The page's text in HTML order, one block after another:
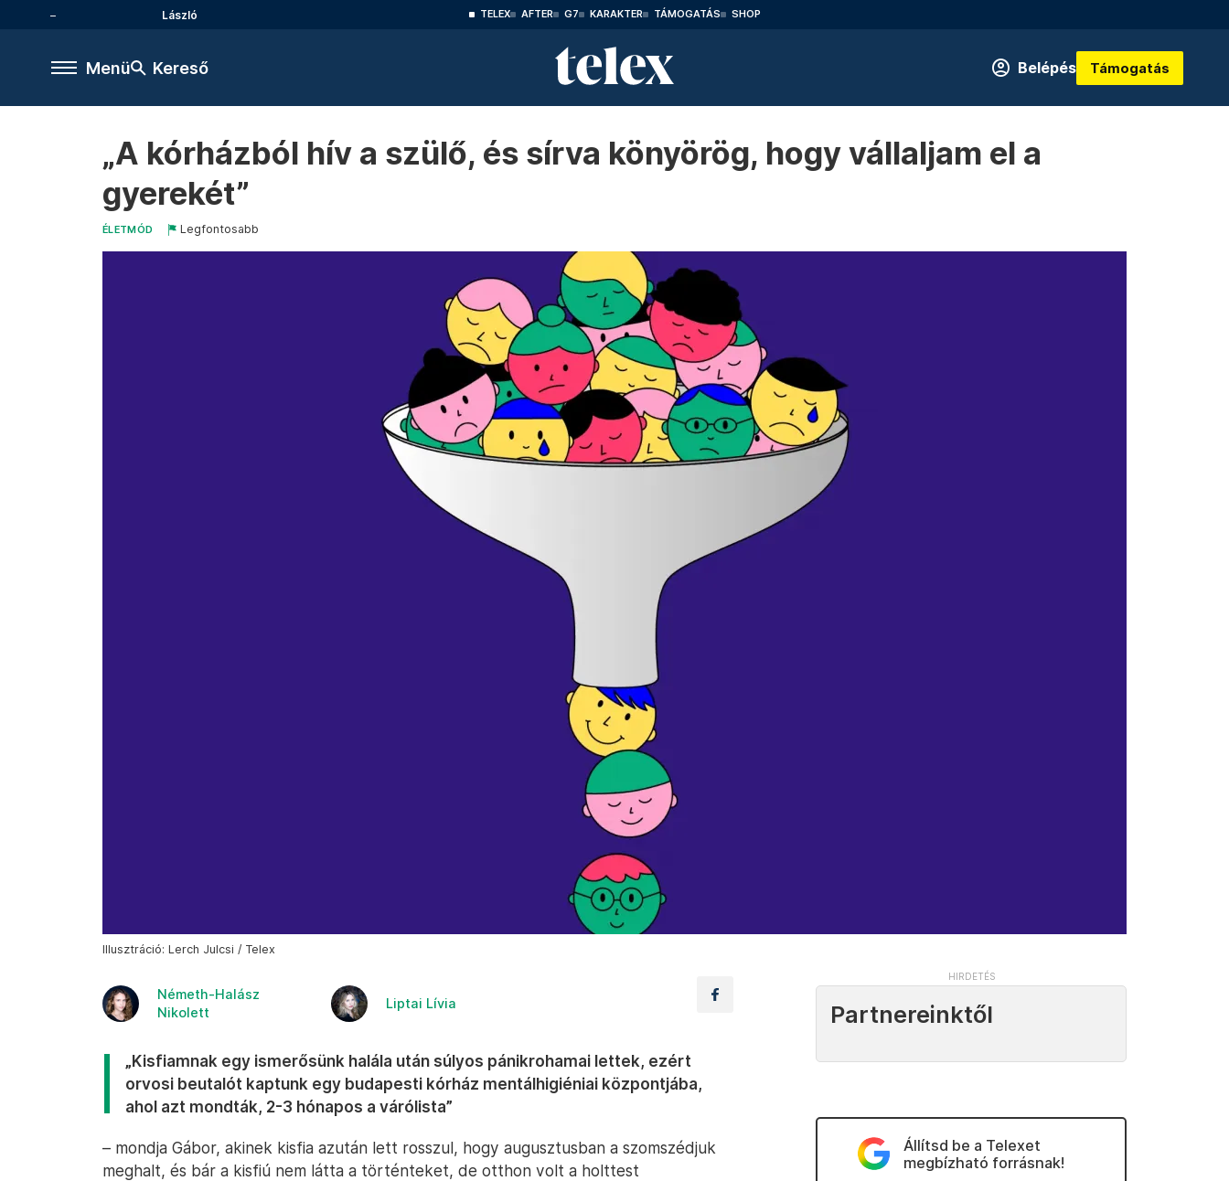
László TELEX AFTER G7 KARAKTER TÁMOGATÁS SHOP
Menü Kereső Belépés Támogatás
„A kórházból hív a szülő, és sírva könyörög, hogy vállaljam el a
gyerekét”
ÉLETMÓD Legfontosabb
Illusztráció: Lerch Julcsi / Telex
Németh-Halász
Nikolett
Liptai Lívia
„Kisfiamnak egy ismerősünk halála után súlyos pánikrohamai lettek, ezért
orvosi beutalót kaptunk egy budapesti kórház mentálhigiéniai központjába,
ahol azt mondták, 2-3 hónapos a várólista”
– mondja Gábor, akinek kisfia azután lett rosszul, hogy augusztusban a szomszédjuk
meghalt, és bár a kisfiú nem látta a történteket, de otthon volt a holttest
Partnereinktől
Állítsd be a Telexet
megbízható forrásnak!